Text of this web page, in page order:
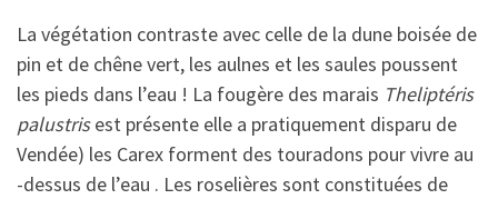
La végétation contraste avec celle de la dune boisée de
pin et de chêne vert, les aulnes et les saules poussent
les pieds dans l’eau ! La fougère des marais Theliptéris
palustrisest présente elle a pratiquement disparu de
Vendée) les Carex forment des touradons pour vivre au
-dessus de l’eau . Les roselières sont constituées de